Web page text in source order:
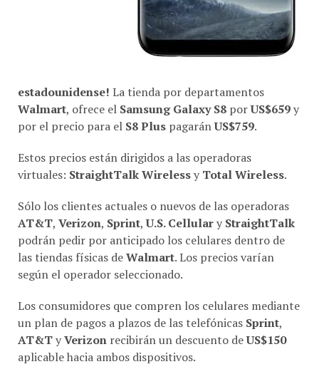
Walmart, ofrece elSamsung Galaxy S8porUS$659
por el precio para elS8 PluspagaránUS$759.
virtuales:StraightTalk Wireless yTotal Wireless
AT&T, Verizon,Sprint,U.S. Cellular yStraightTalk
podrán pedir por anticipado los celulares dentro de
las tiendas físicas deWalmart. Los precios varían
según el operador seleccionado.
un plan de pagos a plazos de las telefónicasSprint,
AT&TyVerizon recibirán un descuento de US$150
aplicable hacia ambos dispositivos.